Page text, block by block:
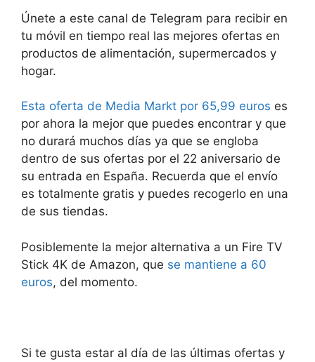
Únete a este canal de Telegram para recibir en
tu móvil en tiempo real las mejores ofertas en
productos de alimentación, supermercados y
hogar.
Esta oferta de Media Markt por 65,99 euros es
por ahora la mejor que puedes encontrar y que
no durará muchos días ya que se engloba
dentro de sus ofertas por el 22 aniversario de
su entrada en España. Recuerda que el envío
es totalmente gratis y puedes recogerlo en una
de sus tiendas.
Posiblemente la mejor alternativa a un Fire TV
Stick 4K de Amazon, que se mantiene a 60
euros, del momento.
Si te gusta estar al día de las últimas ofertas y